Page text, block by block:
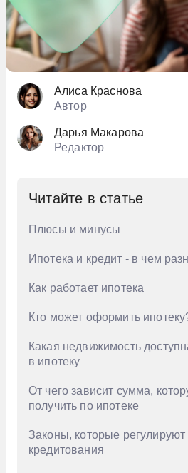
Алиса Краснова
Автор
Дарья Макарова
Редактор
Читайте в статье
Плюсы и минусы
Ипотека и кредит - в чем
Как работает ипотека
Кто может оформить
Какая недвижимость
в ипотеку
От чего зависит сумма,
получить по ипотеке
Законы, которые
кредитования